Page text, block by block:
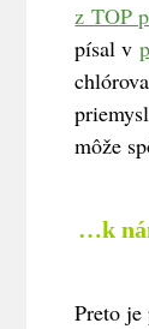
z TOP
písal v
môže
…k
Preto